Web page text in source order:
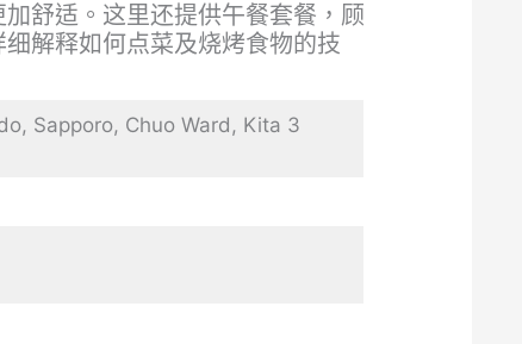
舒适。这里还提供午餐套餐，顾
解释如何点菜及烧烤食物的技
Sapporo, Chuo Ward, Kita 3